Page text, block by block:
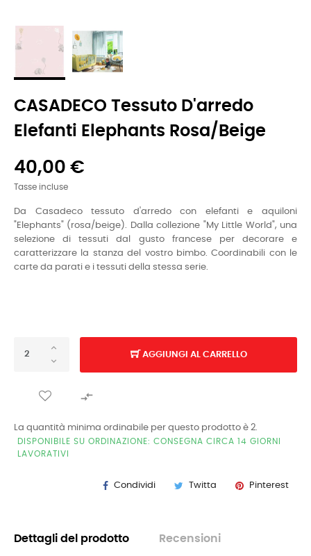
CASADECO Tessuto D'arredo
Elefanti Elephants Rosa/beige
40,00 €
Tasse incluse
Da Casadeco tessuto d'arredo con elefanti e aquiloni
"Elephants" ( rosa/beige). Dalla collezione "My Little World", una
selezione di tessuti dal gusto francese per decorare e
caratterizzare la stanza del vostro bimbo. Coordinabili con le
carte da parati e i tessuti della stessa serie.
AGGIUNGI AL CARRELLO

La quantità minima ordinabile per questo prodotto è 2.
DISPONIBILE SU ORDINAZIONE: CONSEGNA CIRCA 14 GIORNI
LAVORATIVI
Condividi Twitta Pinterest
Dettagli del prodotto Recensioni